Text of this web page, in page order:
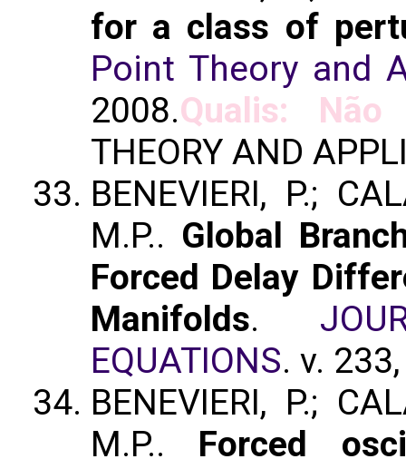
for a class of
Point Theory and
2008.Qualis: Não
THEORY AND
BENEVIERI, P.;
M.P.. Global
Forced Delay
Manifolds.
EQUATIONS. v.
BENEVIERI, P.;
M.P.. Forced